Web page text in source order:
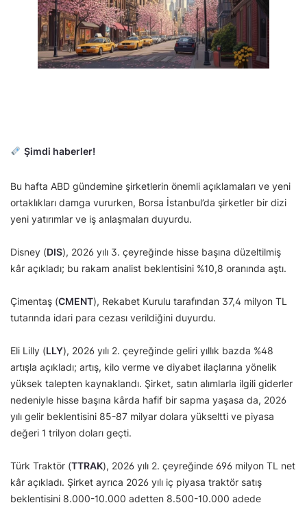
Şimdi haberler!
Bu hafta ABD gündemine şirketlerin önemli açıklamaları ve yeni
ortaklıkları damga vururken, Borsa İstanbul’da şirketler bir dizi
yeni yatırımlar ve iş anlaşmaları duyurdu.
Disney (DIS), 2026 yılı 3. çeyreğinde hisse başına düzeltilmiş
kâr açıkladı; bu rakam analist beklentisini %10,8 oranında aştı.
Çimentaş (CMENT), Rekabet Kurulu tarafından 37,4 milyon TL
tutarında idari para cezası verildiğini duyurdu.
Eli Lilly (LLY), 2026 yılı 2. çeyreğinde geliri yıllık bazda %48
artışla açıkladı; artış, kilo verme ve diyabet ilaçlarına yönelik
yüksek talepten kaynaklandı. Şirket, satın alımlarla ilgili giderler
nedeniyle hisse başına kârda hafif bir sapma yaşasa da, 2026
yılı gelir beklentisini 85-87 milyar dolara yükseltti ve piyasa
değeri 1 trilyon doları geçti.
Türk Traktör (TTRAK), 2026 yılı 2. çeyreğinde 696 milyon TL net
kâr açıkladı. Şirket ayrıca 2026 yılı iç piyasa traktör satış
beklentisini 8.000-10.000 adetten 8.500-10.000 adede